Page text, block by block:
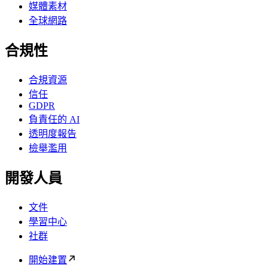
媒體素材
全球網路
合規性
合規資源
信任
GDPR
負責任的 AI
透明度報告
檢舉濫用
開發人員
文件
學習中心
社群
開始建置